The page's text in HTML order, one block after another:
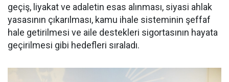
geçiş, liyakat ve adaletin esas alınması, siyasi ahlak
yasasının çıkarılması, kamu ihale sisteminin şeffaf
hale getirilmesi ve aile destekleri sigortasının hayata
geçirilmesi gibi hedefleri sıraladı.